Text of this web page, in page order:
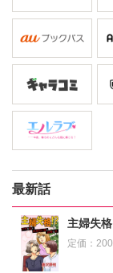
最新話
主婦失
定価：200